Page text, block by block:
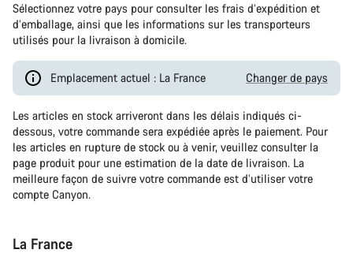
Sélectionnez votre pays pour consulter les frais d’expédition et
d’emballage, ainsi que les informations sur les transporteurs
utilisés pour la livraison à domicile.
Emplacement actuel : La France Changer de pays
Les articles en stock arriveront dans les délais indiqués ci-
dessous, votre commande sera expédiée après le paiement. Pour
les articles en rupture de stock ou à venir, veuillez consulter la
page produit pour une estimation de la date de livraison. La
meilleure façon de suivre votre commande est d’utiliser votre
compte Canyon.
La France